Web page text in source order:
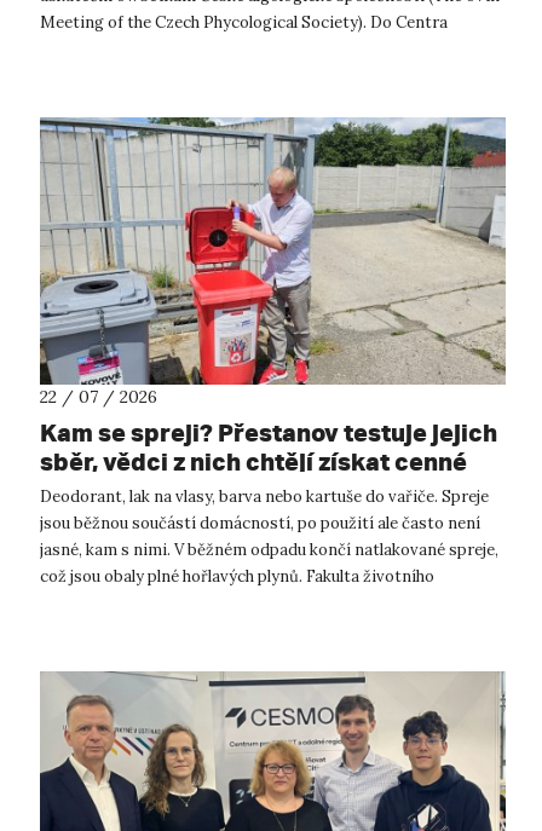
Meeting of the Czech Phycological Society). Do Centra
22 / 07 / 2026
Kam se spreji? Přestanov testuje jejich
sběr, vědci z nich chtějí získat cenné
kovy
Deodorant, lak na vlasy, barva nebo kartuše do vařiče. Spreje
jsou běžnou součástí domácností, po použití ale často není
jasné, kam s nimi. V běžném odpadu končí natlakované spreje,
což jsou obaly plné hořlavých plynů. Fakulta životního